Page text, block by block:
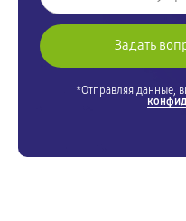
*Отправляя данные,